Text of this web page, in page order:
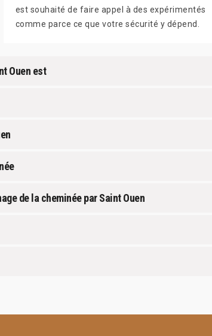
est souhaité de faire appel à des expérimentés
comme parce ce que votre sécurité y dépend.
Ouen est
de la cheminée par Saint Ouen